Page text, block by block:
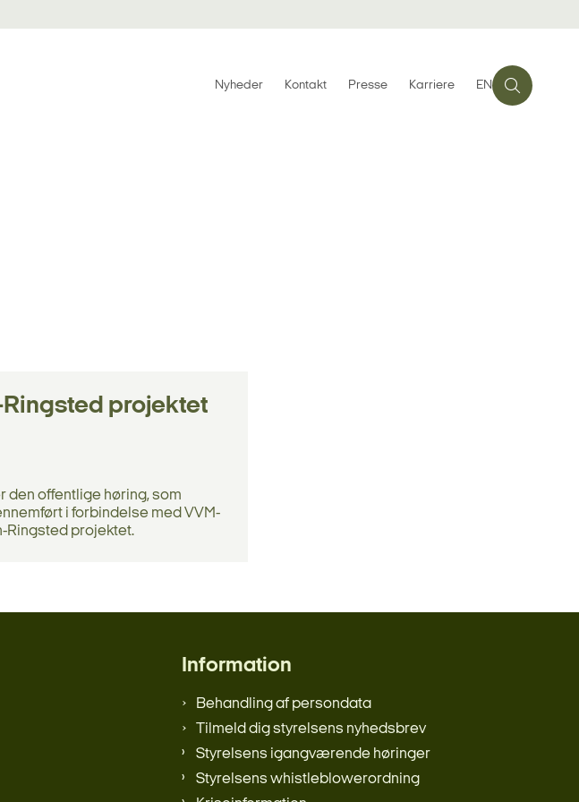
Nyheder Kontakt Presse Karriere EN
projektet
den offentlige høring, som
i forbindelse med VVM-
Ringsted projektet.
Information
Behandling af persondata
Tilmeld dig styrelsens nyhedsbrev
Styrelsens igangværende høringer
Styrelsens whistleblowerordning